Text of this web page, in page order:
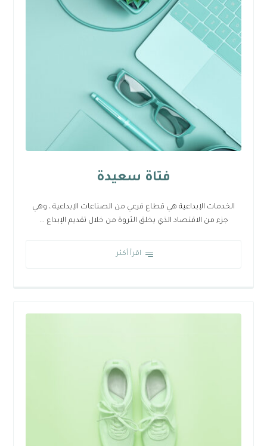
فتاة سعيدة
الخدمات الإبداعية هي قطاع فرعي من الصناعات الإبداعية ، وهي
جزء من الاقتصاد الذي يخلق الثروة من خلال تقديم الإبداع ...
اقرأ أكثر